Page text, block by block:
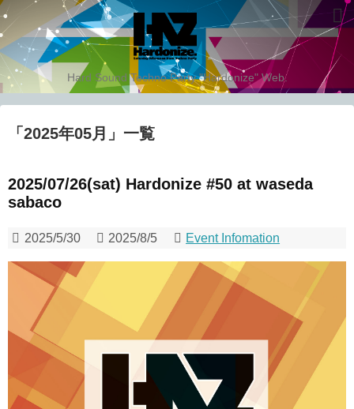
Hard Sound Techno Party "Hardonize" Web.
「 2025年05月 」 一覧
2025/07/26(sat) Hardonize #50 at waseda
sabaco
2025/5/30 2025/8/5 Event Infomation